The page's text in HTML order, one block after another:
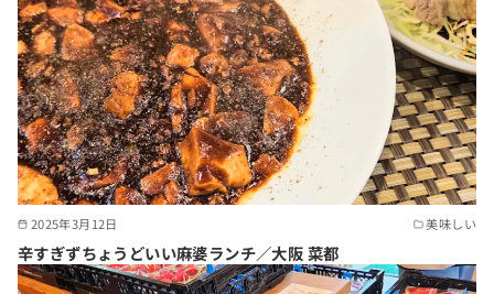
2025年3月12日 美味しい
辛すぎずちょうどいい麻婆ランチ／大阪 菜都